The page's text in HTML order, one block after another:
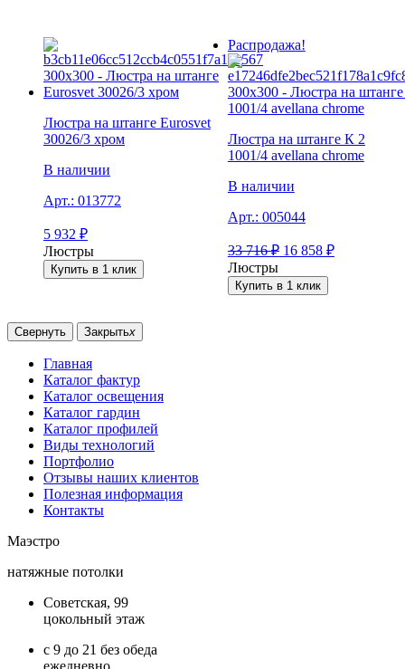
Люстра на штанге Eurosvet
30026/3 хром
В наличии
Арт.: 013772
5 932 ₽
Люстры
Купить в 1 клик
Распродажа!
Люстра на штанге К 2
1001/4 avellana chrome
В наличии
Арт.: 005044
33 716₽ 16 858 ₽
Люстры
Купить в 1 клик
Свернуть Закрытьx
Главная
Каталог фактур
Каталог освещения
Каталог гардин
Каталог профилей
Виды технологий
Портфолио
Отзывы наших клиентов
Полезная информация
Контакты
Маэстро
натяжные потолки
Советская, 99
цокольный этаж
с 9 до 21 без обеда
ежедневно